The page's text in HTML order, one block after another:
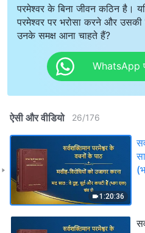
परमेश्वर के बिना जीवन कठिन है।
परमेश्वर पर भरोसा करने और उसकी
उनके समक्ष आना चाहते हैं?
WhatsApp
ऐसी और वीडियो 26/176
1:20:36